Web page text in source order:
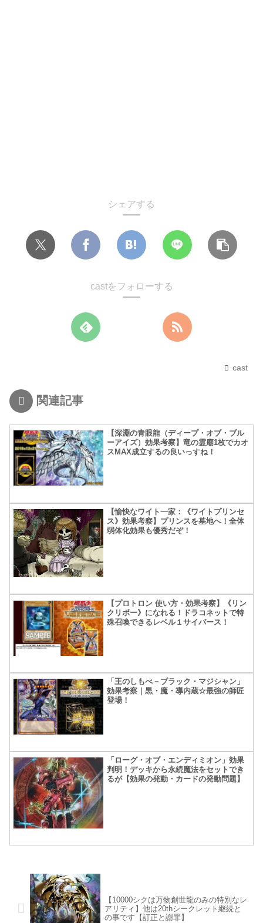
シェアする
castをフォローする
cast
関連記事
【深淵の青眼龍（ディープ・オブ・ブル
ーアイズ）効果考察】竜の霊廟1枚でカオ
スMAX成立するの良いっすね！
【愉快なワイト一家：《ワイトプリンセ
ス》効果考察】プリンスを墓地へ！全体
弱体化効果も優秀だぞ！
【プロトロン 使い方・効果考察】《リン
クリボー》になれる！ドラコネットで特
殊召喚できるレベル１サイバース！
「王のしもべ－ブラック・マジシャン」
効果考察｜黒・魔・導内蔵☆最強の師匠
登場！
「ローグ・オブ・エンディミオン」効果
判明！デッキから永続魔法をセットでき
るが【効果の発動・カードの発動問題】
【10000シクは万物創世龍のみの特別なレ
アリティ】他は20thシークレット継続と
の事です【訂正と謝罪】